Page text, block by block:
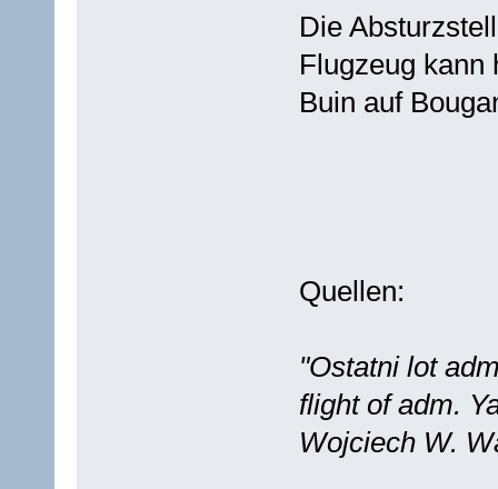
Die
Flugzeug kann
Buin auf
Quellen:
"Ostatni lot
flight of adm.
Wojciech W.